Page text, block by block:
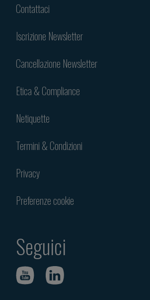
Contattaci
Iscrizione Newsletter
Cancellazione Newsletter
Etica & Compliance
Netiquette
Termini & Condizioni
Privacy
Preferenze cookie
Seguici